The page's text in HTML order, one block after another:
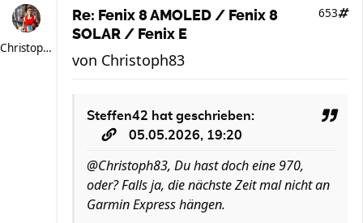
Christoph83
Re: Fenix 8 AMOLED / Fenix 8
SOLAR / Fenix E
653
von Christoph83
Steffen42 hat geschrieben:
05.05.2026, 19:20
@Christoph83, Du hast doch eine 970,
oder? Falls ja, die nächste Zeit mal nicht an
Garmin Express hängen.